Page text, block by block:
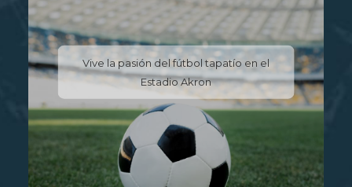
Vive la pasión del fútbol tapatío en el
Estadio Akron